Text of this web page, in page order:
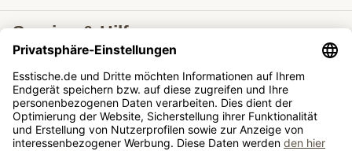
Service & Hilfe
Lieferung nach
Tische ausziehbar